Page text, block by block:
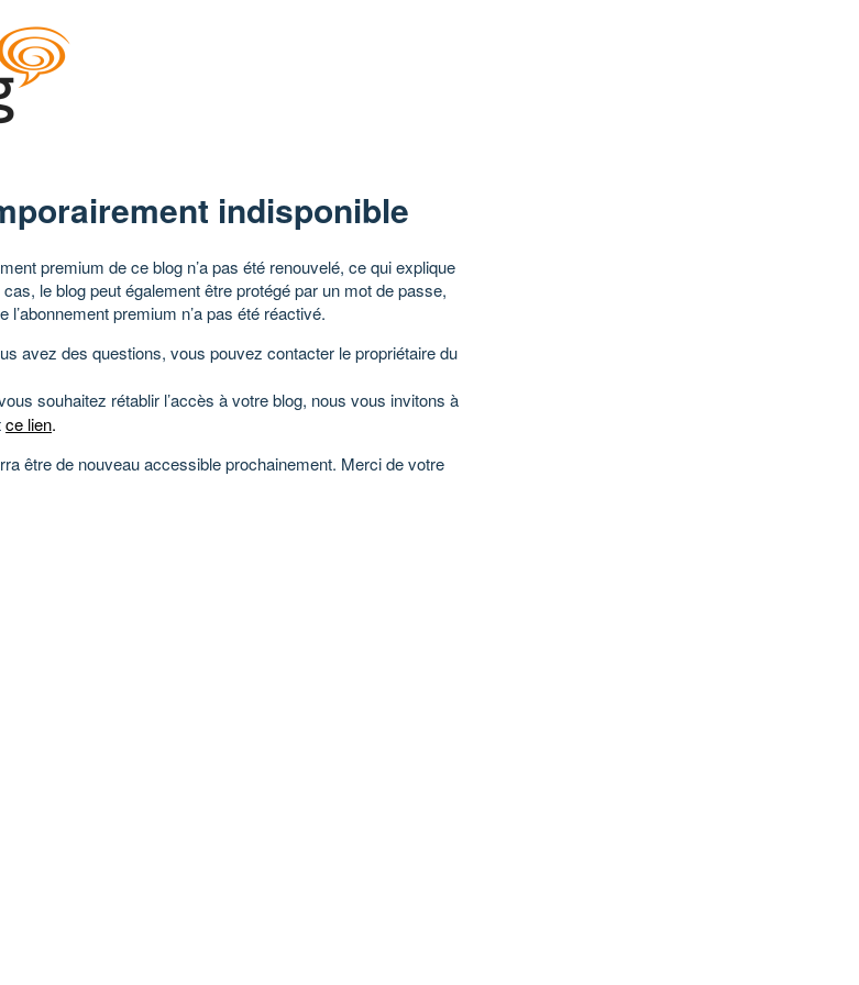
indisponible
premium de ce blog n’a pas été renouvelé, ce qui explique
le blog peut également être protégé par un mot de passe,
premium n’a pas été réactivé.
avez des questions, vous pouvez contacter le propriétaire du
souhaitez rétablir l’accès à votre blog, nous vous invitons à
ce lien.
être de nouveau accessible prochainement. Merci de votre